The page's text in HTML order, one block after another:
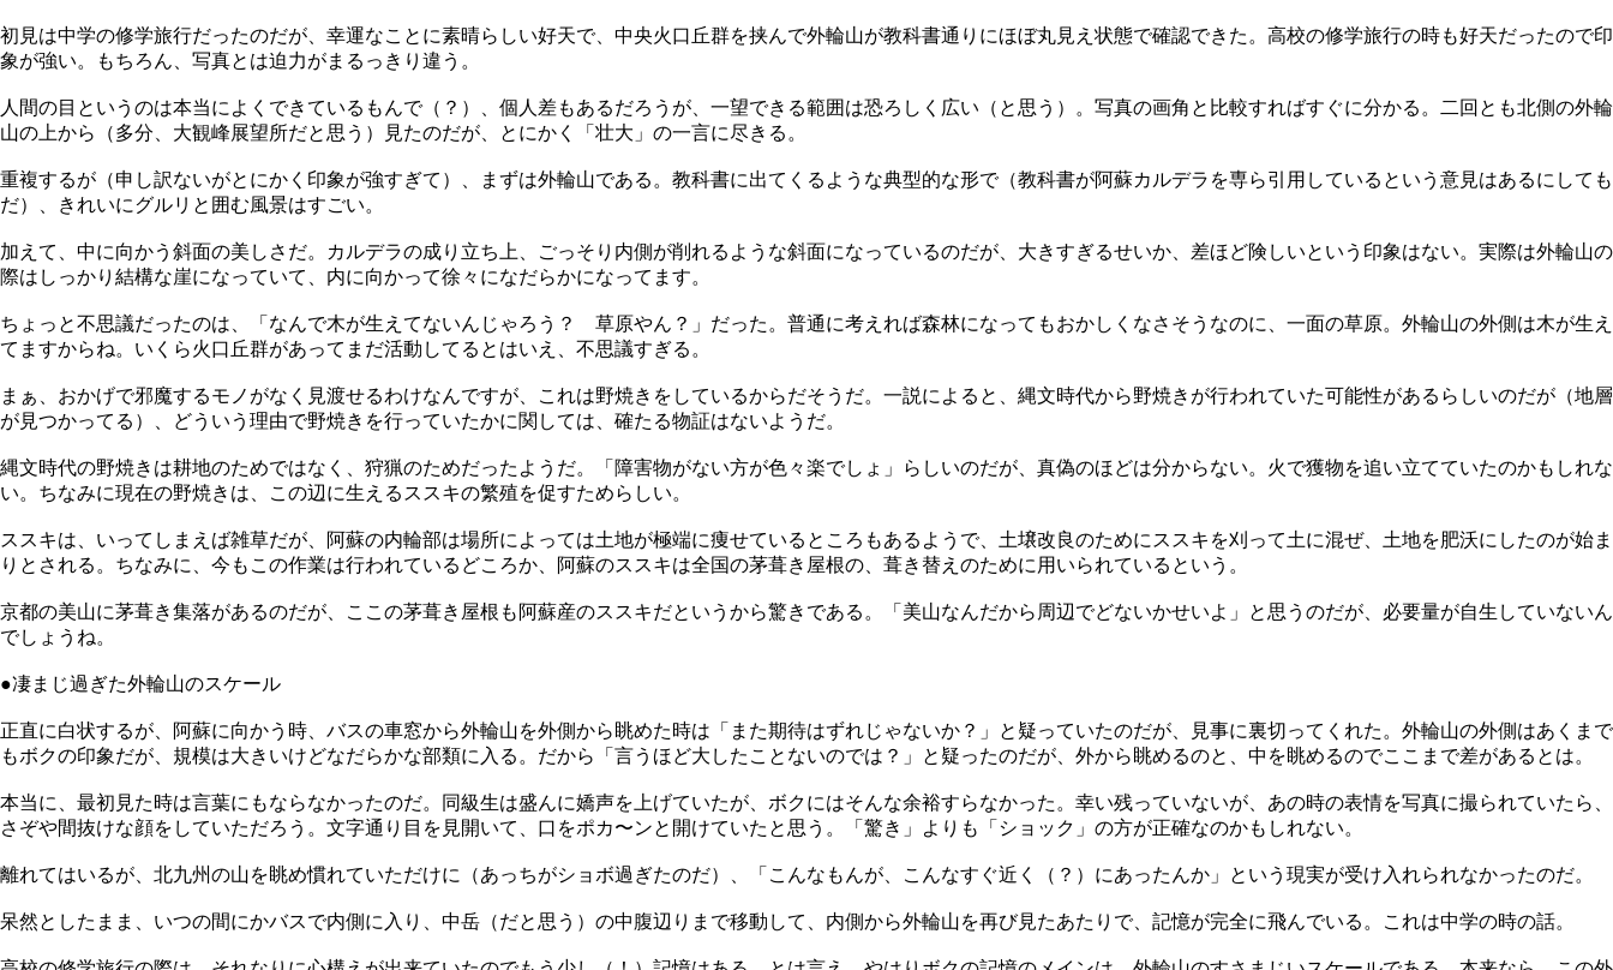
初見は中学の修学旅行だったのだが、幸運なことに素晴らしい好天で、中央火口丘群を挟んで外輪山が教科書通りにほぼ丸見え状態で確認できた。高校の修学旅行の時も好天だったので印
象が強い。もちろん、写真とは迫力がまるっきり違う。
人間の目というのは本当によくできているもんで（？）、個人差もあるだろうが、一望できる範囲は恐ろしく広い（と思う）。写真の画角と比較すればすぐに分かる。二回とも北側の外輪
山の上から（多分、大観峰展望所だと思う）見たのだが、とにかく「壮大」の一言に尽きる。
重複するが（申し訳ないがとにかく印象が強すぎて）、まずは外輪山である。教科書に出てくるような典型的な形で（教科書が阿蘇カルデラを専ら引用しているという意見はあるにしても
だ）、きれいにグルリと囲む風景はすごい。
加えて、中に向かう斜面の美しさだ。カルデラの成り立ち上、ごっそり内側が削れるような斜面になっているのだが、大きすぎるせいか、差ほど険しいという印象はない。実際は外輪山の
際はしっかり結構な崖になっていて、内に向かって徐々になだらかになってます。
ちょっと不思議だったのは、「なんで木が生えてないんじゃろう？ 草原やん？」だった。普通に考えれば森林になってもおかしくなさそうなのに、一面の草原。外輪山の外側は木が生え
てますからね。いくら火口丘群があってまだ活動してるとはいえ、不思議すぎる。
まぁ、おかげで邪魔するモノがなく見渡せるわけなんですが、これは野焼きをしているからだそうだ。一説によると、縄文時代から野焼きが行われていた可能性があるらしいのだが（地層
が見つかってる）、どういう理由で野焼きを行っていたかに関しては、確たる物証はないようだ。
縄文時代の野焼きは耕地のためではなく、狩猟のためだったようだ。「障害物がない方が色々楽でしょ」らしいのだが、真偽のほどは分からない。火で獲物を追い立てていたのかもしれな
い。ちなみに現在の野焼きは、この辺に生えるススキの繁殖を促すためらしい。
ススキは、いってしまえば雑草だが、阿蘇の内輪部は場所によっては土地が極端に痩せているところもあるようで、土壌改良のためにススキを刈って土に混ぜ、土地を肥沃にしたのが始ま
りとされる。ちなみに、今もこの作業は行われているどころか、阿蘇のススキは全国の茅葺き屋根の、葺き替えのために用いられているという。
京都の美山に茅葺き集落があるのだが、ここの茅葺き屋根も阿蘇産のススキだというから驚きである。「美山なんだから周辺でどないかせいよ」と思うのだが、必要量が自生していないん
でしょうね。
●凄まじ過ぎた外輪山のスケール
正直に白状するが、阿蘇に向かう時、バスの車窓から外輪山を外側から眺めた時は「また期待はずれじゃないか？」と疑っていたのだが、見事に裏切ってくれた。外輪山の外側はあくまで
もボクの印象だが、規模は大きいけどなだらかな部類に入る。だから「言うほど大したことないのでは？」と疑ったのだが、外から眺めるのと、中を眺めるのでここまで差があるとは。
本当に、最初見た時は言葉にもならなかったのだ。同級生は盛んに嬌声を上げていたが、ボクにはそんな余裕すらなかった。幸い残っていないが、あの時の表情を写真に撮られていたら、
さぞや間抜けな顔をしていただろう。文字通り目を見開いて、口をポカ〜ンと開けていたと思う。「驚き」よりも「ショック」の方が正確なのかもしれない。
離れてはいるが、北九州の山を眺め慣れていただけに（あっちがショボ過ぎたのだ）、「こんなもんが、こんなすぐ近く（？）にあったんか」という現実が受け入れられなかったのだ。
呆然としたまま、いつの間にかバスで内側に入り、中岳（だと思う）の中腹辺りまで移動して、内側から外輪山を再び見たあたりで、記憶が完全に飛んでいる。これは中学の時の話。